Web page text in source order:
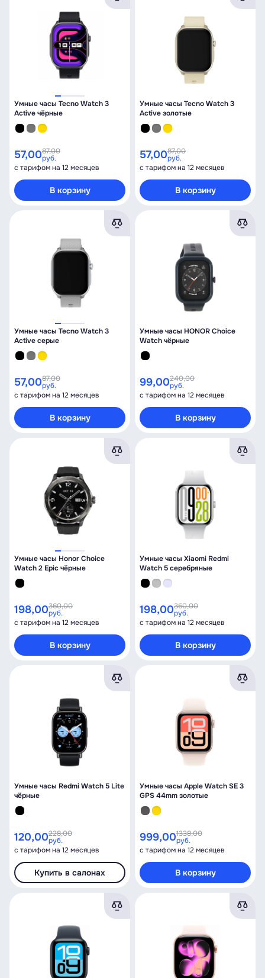
Умные часы Tecno Watch 3
Active чёрные
57,0087,00
руб.
с тарифом на 12 месяцев
В корзину
Умные часы Tecno Watch 3
Active золотые
57,0087,00
руб.
с тарифом на 12 месяцев
В корзину
Умные часы Tecno Watch 3
Active серые
57,0087,00
руб.
с тарифом на 12 месяцев
В корзину
Умные часы HONOR Choice
Watch чёрные
99,00240,00
руб.
с тарифом на 12 месяцев
В корзину
Умные часы Honor Choice
Watch 2 Epic чёрные
198,00360,00
руб.
с тарифом на 12 месяцев
В корзину
Умные часы Xiaomi Redmi
Watch 5 серебряные
198,00360,00
руб.
с тарифом на 12 месяцев
В корзину
Умные часы Redmi Watch 5 Lite
чёрные
120,00228,00
руб.
с тарифом на 12 месяцев
Купить в салонах
Умные часы Apple Watch SE 3
GPS 44mm золотые
999,001338,00
руб.
с тарифом на 12 месяцев
В корзину